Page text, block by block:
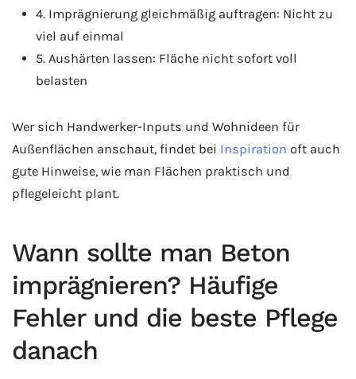
4. Imprägnierung gleichmäßig auftragen: Nicht zu
viel auf einmal
5. Aushärten lassen: Fläche nicht sofort voll
belasten
Wer sich Handwerker-Inputs und Wohnideen für
Außenflächen anschaut, findet bei Inspiration oft auch
gute Hinweise, wie man Flächen praktisch und
pflegeleicht plant.
Wann sollte man Beton
imprägnieren? Häufige
Fehler und die beste Pflege
danach